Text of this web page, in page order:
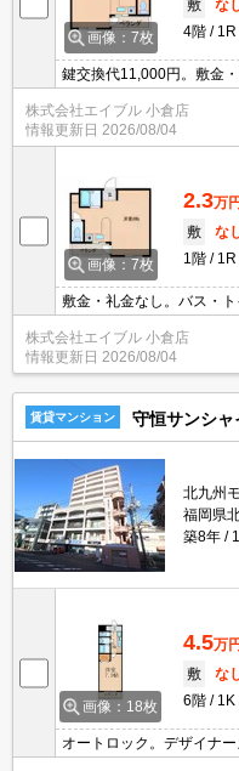
画像：7枚
敷
な
4階
1R
鍵交換代11,000円。敷金
株式会社エイブル 小倉店
情報更新日 2026/08/04
画像：7枚
2.3万円
敷
な
1階
1R
敷金・礼金なし。バス・
代11,000円。
株式会社エイブル 小倉店
情報更新日 2026/08/04
賃貸マンション 守恒サンシャ
北九州
福岡県
築8年
画像：18枚
4.5万円
敷
な
6階
1K
オートロック。デザイナ